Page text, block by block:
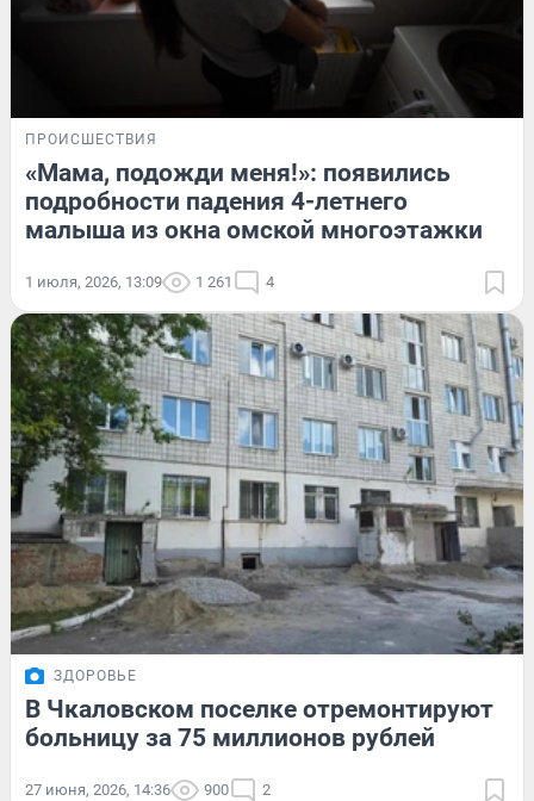
ПРОИСШЕСТВИЯ
«Мама, подожди меня!»: появились
подробности падения 4-летнего
малыша из окна омской многоэтажки
1 июля, 2026, 13:09 1 261 4
ЗДОРОВЬЕ
В Чкаловском поселке отремонтируют
больницу за 75 миллионов рублей
27 июня, 2026, 14:36 900 2